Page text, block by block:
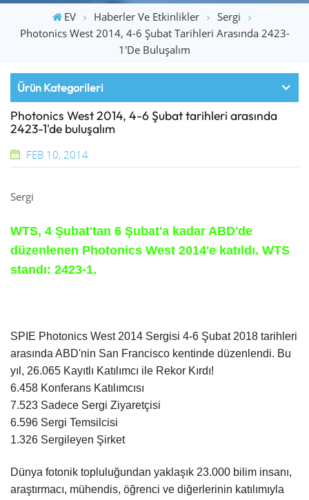
EV Haberler Ve Etkinlikler
Sergi
Photonics West 2014, 4-6 Şubat Tarihleri ​​arasında 2423-
1'de Buluşalım
Ürün Kategorileri
Photonics West 2014, 4-6 Şubat tarihleri ​​arasında
2423-1'de buluşalım
FEB 10, 2014
Sergi
WTS, 4 Şubat'tan 6 Şubat'a kadar ABD'de
düzenlenen Photonics West 2014'e katıldı. WTS
standı: 2423-1.
SPIE Photonics West 2014 Sergisi 4-6 Şubat 2018 tarihleri
​​arasında ABD'nin San Francisco kentinde düzenlendi. Bu
yıl, 26.065 Kayıtlı Katılımcı ile Rekor Kırdı!
6.458 Konferans Katılımcısı
7.523 Sadece Sergi Ziyaretçisi
6.596 Sergi Temsilcisi
1.326 Sergileyen Şirket
Dünya fotonik topluluğundan yaklaşık 23.000 bilim insanı,
araştırmacı, mühendis, öğrenci ve diğerlerinin katılımıyla